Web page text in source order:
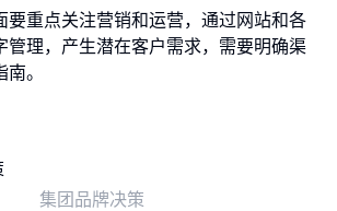
要重点关注营销和运营，通过网站和各
管理，产生潜在客户需求，需要明确渠
。
集团品牌决策